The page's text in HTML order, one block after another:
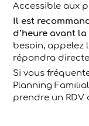
Accessible aux
Il est
d’heure avant
besoin, appelez
répondra
Si vous
Planning
prendre un RDV